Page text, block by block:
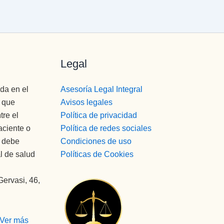
en el
que
el
o
debe
de salud
46,
Legal
Asesoría Legal Integral
Avisos legales
Política de privacidad
Política de redes sociales
Condiciones de uso
Políticas de Cookies